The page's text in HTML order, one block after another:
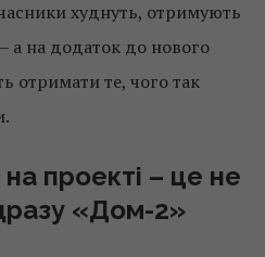
худнуть, отримують
а на додаток до нового
отримати те, чого так
проекті – це не
«Дом-2»